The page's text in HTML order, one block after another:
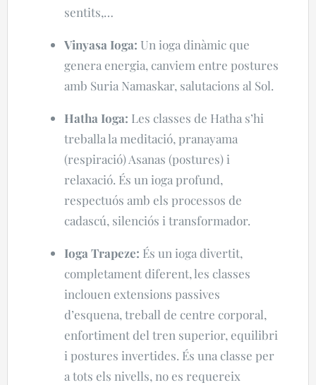
sentits,…
Vinyasa Ioga: Un ioga dinàmic que
genera energia, canviem entre postures
amb Suria Namaskar, salutacions al Sol.
Hatha Ioga: Les classes de Hatha s’hi
treballa la meditació, pranayama
(respiració) Asanas (postures) i
relaxació. És un ioga profund,
respectuós amb els processos de
cadascú, silenciós i transformador.
Ioga Trapeze: És un ioga divertit,
completament diferent, les classes
inclouen extensions passives
d’esquena, treball de centre corporal,
enfortiment del tren superior, equilibri
i postures invertides. És una classe per
a tots els nivells, no es requereix